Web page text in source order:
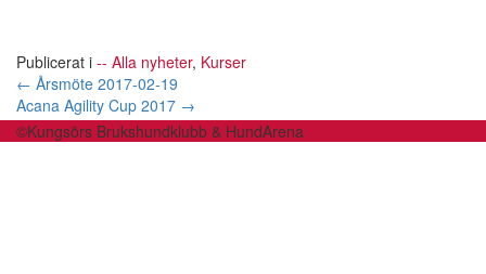
Publicerat i -- Alla nyheter, Kurser
Inläggsnavigering
← Årsmöte 2017-02-19
Acana Agility Cup 2017 →
©Kungsörs Brukshundklubb & HundArena